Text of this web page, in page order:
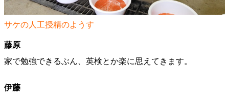
サケの人工授精のようす
藤原
家で勉強できるぶん、英検とか楽に思えてきます。
伊藤